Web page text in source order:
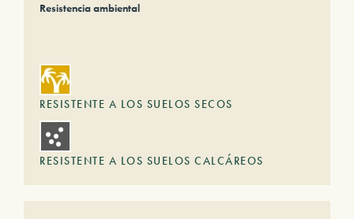
Resistencia ambiental
RESISTENTE A LOS SUELOS SECOS
RESISTENTE A LOS SUELOS CALCÁREOS